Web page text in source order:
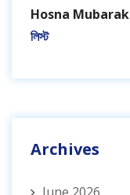
Hosna Mubarak
লিস্ট
Archives